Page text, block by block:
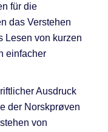
für die
das Verstehen
Lesen von kurzen
einfacher
Ausdruck
der Norskprøven
von